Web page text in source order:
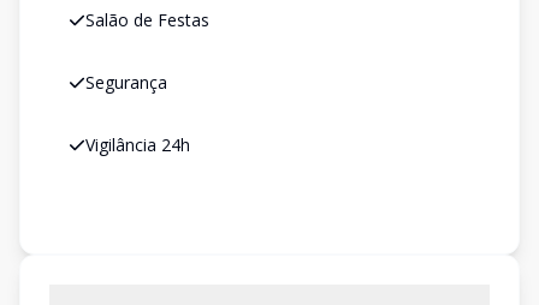
Salão de Festas
Segurança
Vigilância 24h